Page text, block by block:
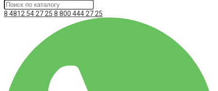
8 4812 54 27 25 8 800 444 27 25